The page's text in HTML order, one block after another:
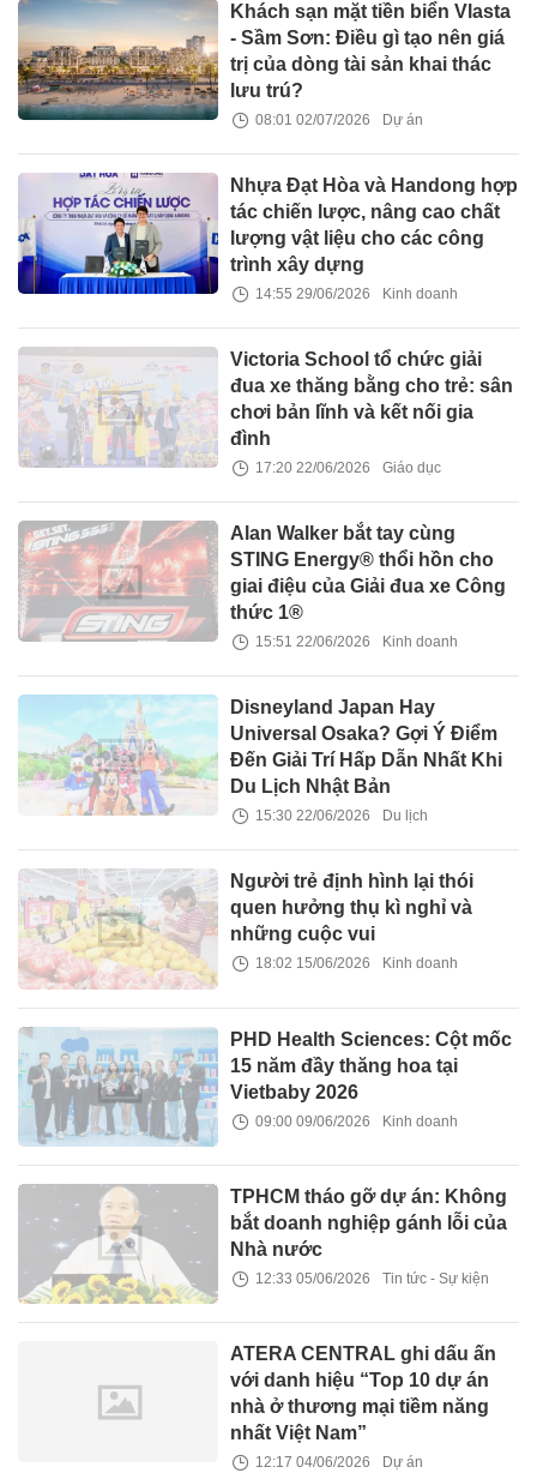
Khách sạn mặt tiền biển Vlasta
- Sầm Sơn: Điều gì tạo nên giá
trị của dòng tài sản khai thác
lưu trú?
08:01 02/07/2026 Dự án
Nhựa Đạt Hòa và Handong hợp
tác chiến lược, nâng cao chất
lượng vật liệu cho các công
trình xây dựng
14:55 29/06/2026 Kinh doanh
Victoria School tổ chức giải
đua xe thăng bằng cho trẻ: sân
chơi bản lĩnh và kết nối gia
đình
17:20 22/06/2026 Giáo dục
Alan Walker bắt tay cùng
STING Energy® thổi hồn cho
giai điệu của Giải đua xe Công
thức 1®
15:51 22/06/2026 Kinh doanh
Disneyland Japan Hay
Universal Osaka? Gợi Ý Điểm
Đến Giải Trí Hấp Dẫn Nhất Khi
Du Lịch Nhật Bản
15:30 22/06/2026 Du lịch
Người trẻ định hình lại thói
quen hưởng thụ kì nghỉ và
những cuộc vui
18:02 15/06/2026 Kinh doanh
PHD Health Sciences: Cột mốc
15 năm đầy thăng hoa tại
Vietbaby 2026
09:00 09/06/2026 Kinh doanh
TPHCM tháo gỡ dự án: Không
bắt doanh nghiệp gánh lỗi của
Nhà nước
12:33 05/06/2026 Tin tức - Sự kiện
ATERA CENTRAL ghi dấu ấn
với danh hiệu “Top 10 dự án
nhà ở thương mại tiềm năng
nhất Việt Nam”
12:17 04/06/2026 Dự án